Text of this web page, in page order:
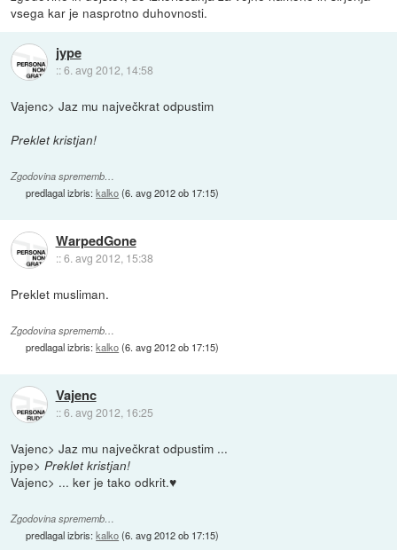
vsega kar je nasprotno duhovnosti.
jype
::6. avg 2012, 14:58
Vajenc> Jaz mu največkrat odpustim
Preklet kristjan!
Zgodovina sprememb…
predlagal izbris:kalko(6. avg 2012 ob 17:15)
WarpedGone
::6. avg 2012, 15:38
Preklet musliman.
Zgodovina sprememb…
predlagal izbris:kalko(6. avg 2012 ob 17:15)
Vajenc
::6. avg 2012, 16:25
Vajenc> Jaz mu največkrat odpustim ...
jype>Preklet kristjan!
Vajenc> ... ker je tako odkrit.♥
Zgodovina sprememb…
predlagal izbris:kalko(6. avg 2012 ob 17:15)